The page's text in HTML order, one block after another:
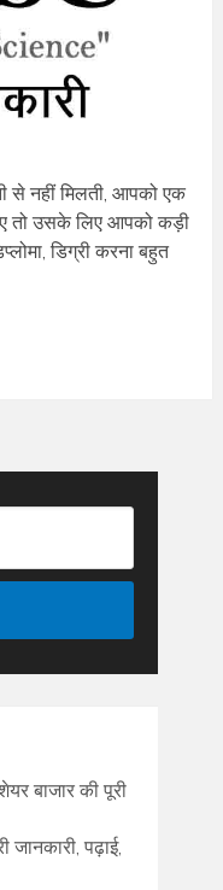
से नहीं मिलती, आपको एक
तो उसके लिए आपको कड़ी
डिग्री करना बहुत
बाजार की पूरी
पढ़ाई,